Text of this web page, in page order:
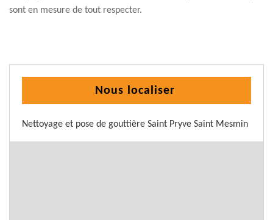
sont en mesure de tout respecter.
Nous localiser
Nettoyage et pose de gouttière Saint Pryve Saint Mesmin